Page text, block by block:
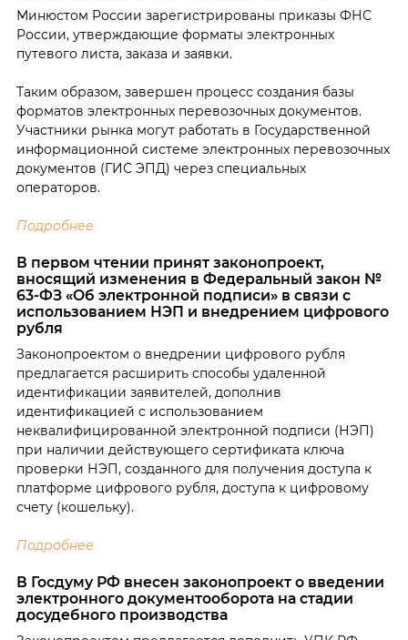
Минюстом России зарегистрированы приказы ФНС
России, утверждающие форматы электронных
путевого листа, заказа и заявки.
Таким образом, завершен процесс создания базы
форматов электронных перевозочных документов.
Участники рынка могут работать в Государственной
информационной системе электронных перевозочных
документов (ГИС ЭПД) через специальных
операторов.
Подробнее
В первом чтении принят законопроект,
вносящий изменения в Федеральный закон №
63-ФЗ «Об электронной подписи» в связи с
использованием НЭП и внедрением цифрового
рубля
Законопроектом о внедрении цифрового рубля
предлагается расширить способы удаленной
идентификации заявителей, дополнив
идентификацией с использованием
неквалифицированной электронной подписи (НЭП)
при наличии действующего сертификата ключа
проверки НЭП, созданного для получения доступа к
платформе цифрового рубля, доступа к цифровому
счету (кошельку).
Подробнее
В Госдуму РФ внесен законопроект о введении
электронного документооборота на стадии
досудебного производства